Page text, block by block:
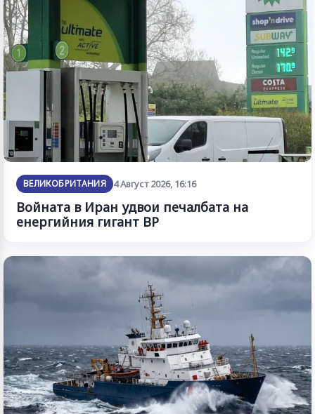
ВЕЛИКОБРИТАНИЯ 4 Август 2026, 16:16
Войната в Иран удвои печалбата на
енергийния гигант BP